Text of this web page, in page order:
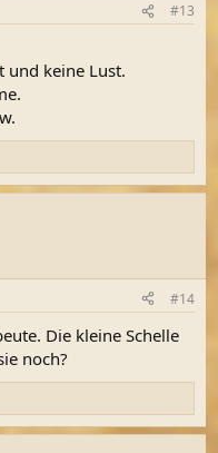
#13
und keine Lust.
#14
Die kleine Schelle
noch?